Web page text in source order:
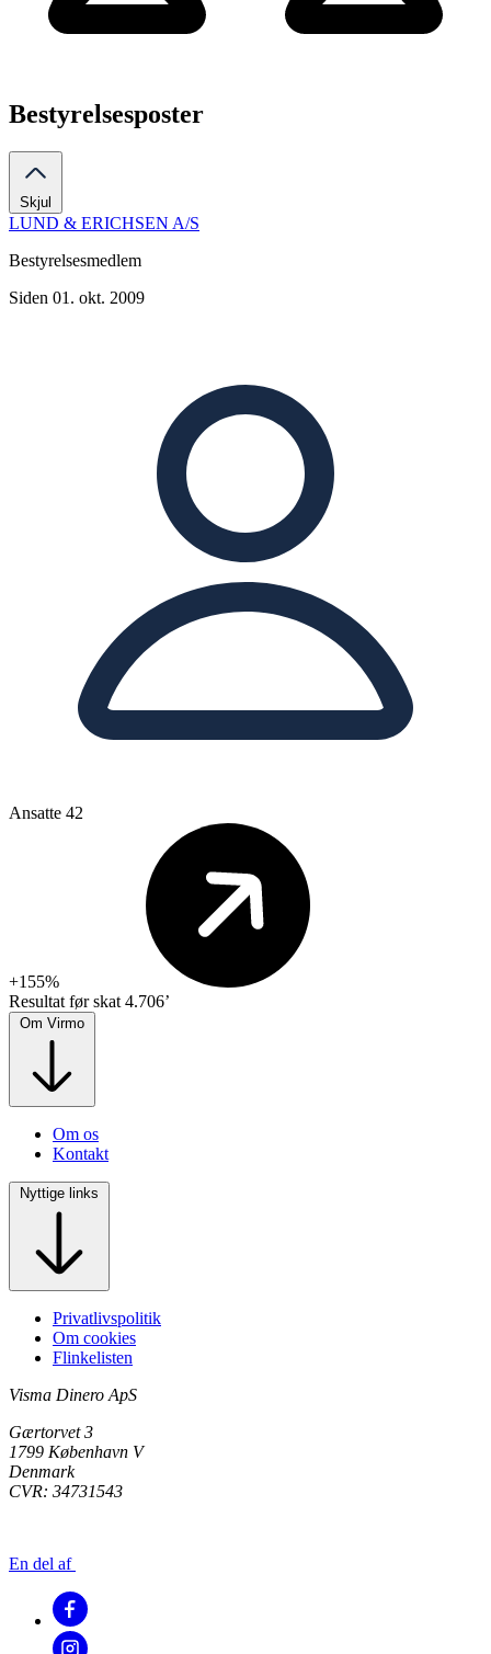
Bestyrelsesposter
Skjul
LUND & ERICHSEN A/S
Bestyrelsesmedlem
Siden 01. okt. 2009
Ansatte 42
+155%
Resultat før skat 4.706’
Om Virmo
Om os
Kontakt
Nyttige links
Privatlivspolitik
Om cookies
Flinkelisten
Visma Dinero ApS
Gærtorvet 3
1799 København V
Denmark
CVR: 34731543
En del af